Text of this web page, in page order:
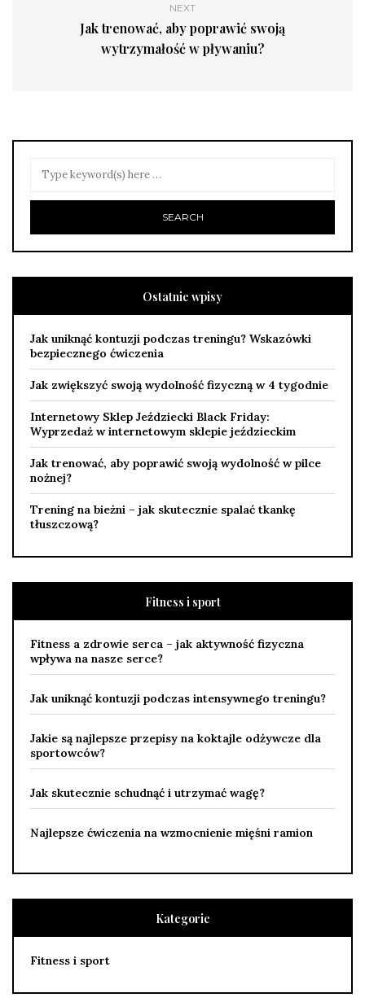
NEXT
Jak trenować, aby poprawić swoją
wytrzymałość w pływaniu?
Ostatnie wpisy
Jak uniknąć kontuzji podczas treningu? Wskazówki
bezpiecznego ćwiczenia
Jak zwiększyć swoją wydolność fizyczną w 4 tygodnie
Internetowy Sklep Jeździecki Black Friday:
Wyprzedaż w internetowym sklepie jeździeckim
Jak trenować, aby poprawić swoją wydolność w pilce
nożnej?
Trening na bieżni – jak skutecznie spalać tkankę
tłuszczową?
Fitness i sport
Fitness a zdrowie serca – jak aktywność fizyczna
wpływa na nasze serce?
Jak uniknąć kontuzji podczas intensywnego treningu?
Jakie są najlepsze przepisy na koktajle odżywcze dla
sportowców?
Jak skutecznie schudnąć i utrzymać wagę?
Najlepsze ćwiczenia na wzmocnienie mięśni ramion
Kategorie
Fitness i sport